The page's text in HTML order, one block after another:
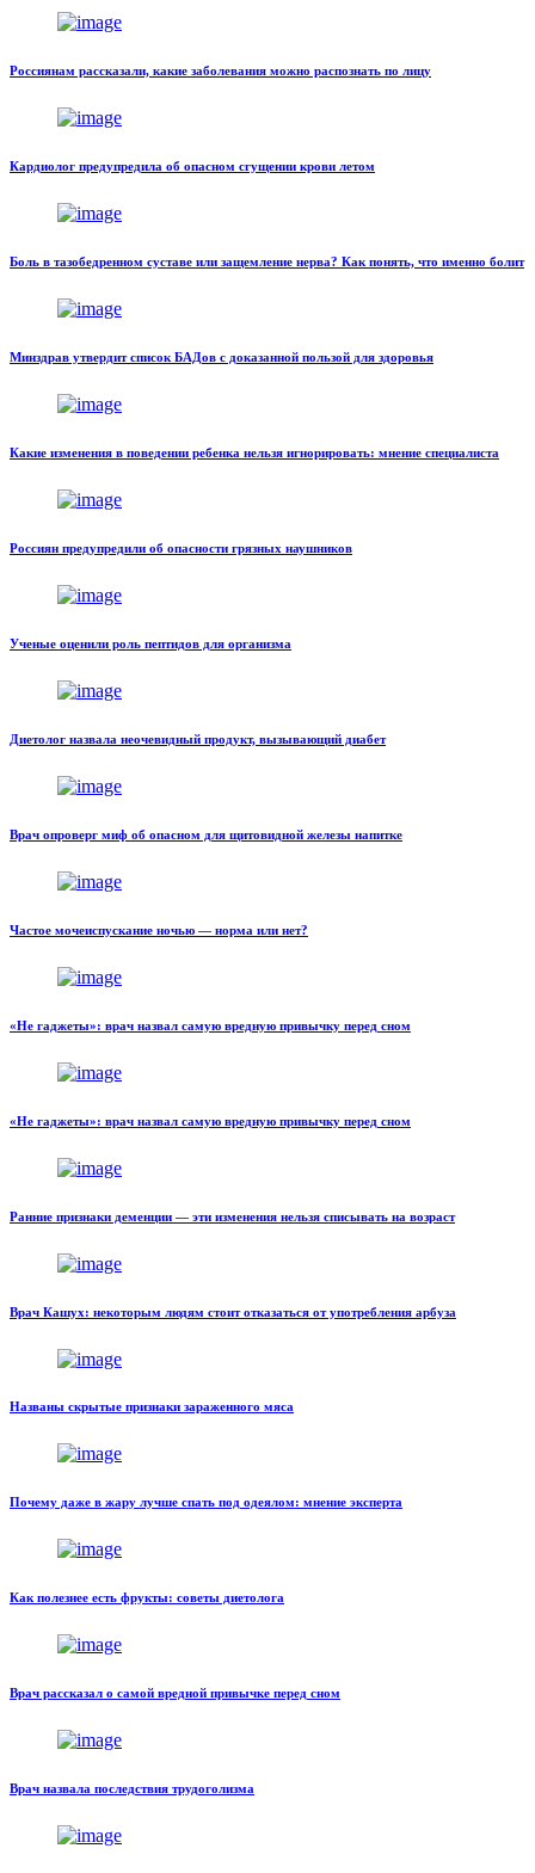
Россиянам рассказали, какие заболевания можно распознать по лицу
Кардиолог предупредила об опасном сгущении крови летом
Боль в тазобедренном суставе или защемление нерва? Как понять, что именно болит
Минздрав утвердит список БАДов с доказанной пользой для здоровья
Какие изменения в поведении ребенка нельзя игнорировать: мнение специалиста
Россиян предупредили об опасности грязных наушников
Ученые оценили роль пептидов для организма
Диетолог назвала неочевидный продукт, вызывающий диабет
Врач опроверг миф об опасном для щитовидной железы напитке
Частое мочеиспускание ночью — норма или нет?
«Не гаджеты»: врач назвал самую вредную привычку перед сном
«Не гаджеты»: врач назвал самую вредную привычку перед сном
Ранние признаки деменции — эти изменения нельзя списывать на возраст
Врач Кашух: некоторым людям стоит отказаться от употребления арбуза
Названы скрытые признаки зараженного мяса
Почему даже в жару лучше спать под одеялом: мнение эксперта
Как полезнее есть фрукты: советы диетолога
Врач рассказал о самой вредной привычке перед сном
Врач назвала последствия трудоголизма